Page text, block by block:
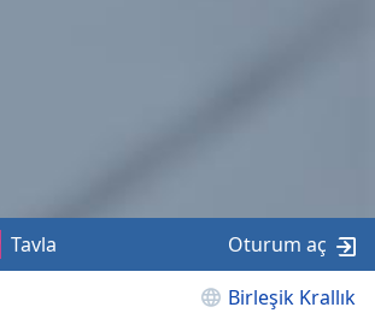
Birleşik Krallık
Tavla Oturum aç